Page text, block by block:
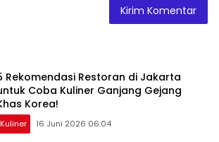
Rekomendasi Restoran di Jakarta
Coba Kuliner Ganjang Gejang
Korea!
Kuliner 16 Juni 2026 06:04